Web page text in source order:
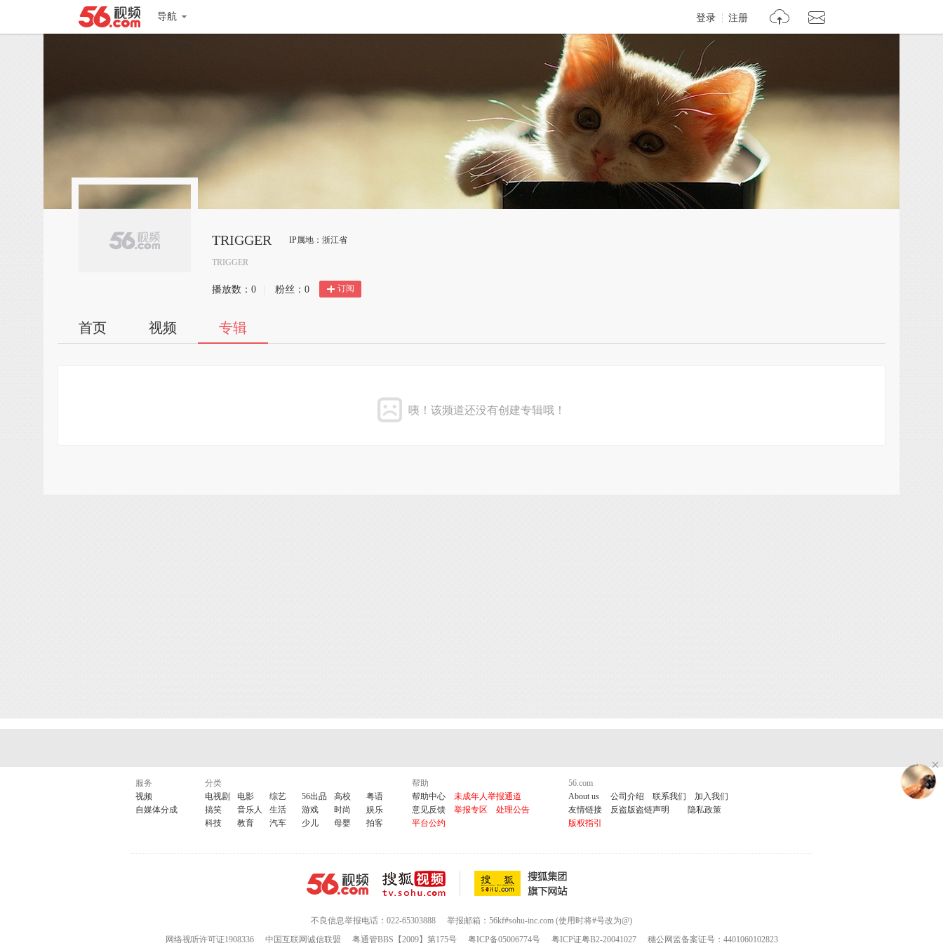
导航 登录 注册
TRIGGER IP属地：浙江省
TRIGGER
播放数： 0 粉丝： 0 订阅
首页 视频 专辑
咦！该频道还没有创建专辑哦！
服务
视频
自媒体分成
分类
电视剧
电影 综艺 56出品 高校
粤语
搞笑
音乐人 生活 游戏 时尚
娱乐
科技
教育 汽车 少儿 母婴 拍客
帮助
帮助中心
未成年人举报通道
意见反馈
举报专区
处理公告
平台公约
56.com
About us
公司介绍 联系我们
加入我们
友情链接
反盗版盗链声明
隐私政策
版权指引
不良信息举报电话：022-65303888
举报邮箱：56kf#sohu-inc.com (使用时将#号改为@)
网络视听许可证1908336
中国互联网诚信联盟 粤通管BBS【2009】第175号 粤ICP备05006774号 粤ICP证粤B2-20041027 穗公网监备案证号：4401060102823